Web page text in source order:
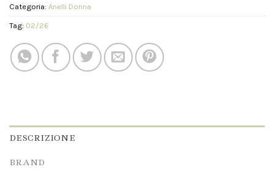
Categoria: Anelli Donna
Tag: 02/26
DESCRIZIONE
BRAND